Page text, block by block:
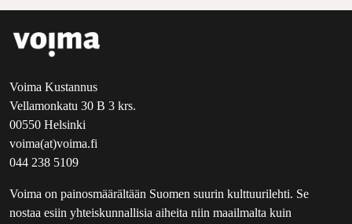
Voima Kustannus
Vellamonkatu 30 B 3 krs.
00550 Helsinki
voima(at)voima.fi
044 238 5109
Voima on painosmäärältään Suomen suurin kulttuurilehti. Se
nostaa esiin yhteiskunnallisia aiheita niin maailmalta kuin